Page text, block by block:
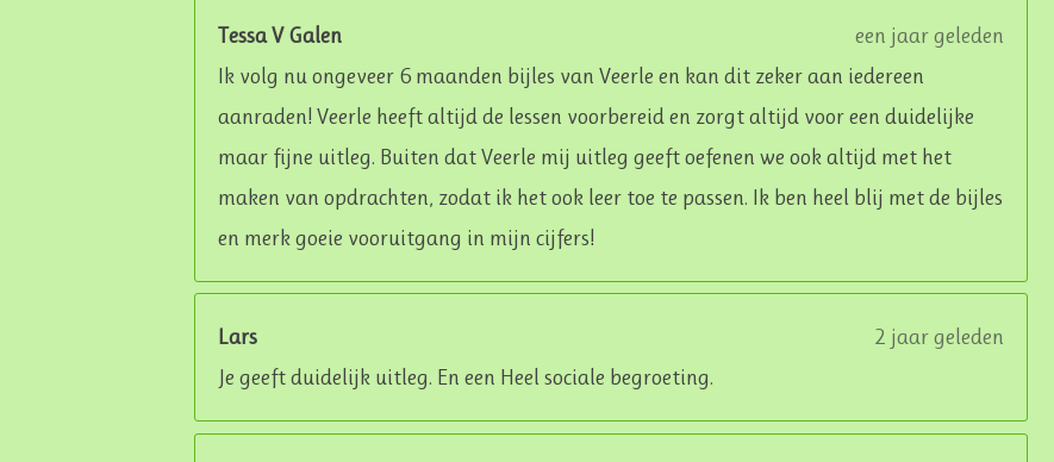
Tessa V Galen
een jaar geleden
Ik volg nu ongeveer 6 maanden bijles van Veerle en kan dit zeker aan iedereen
aanraden! Veerle heeft altijd de lessen voorbereid en zorgt altijd voor een duidelijke
maar fijne uitleg. Buiten dat Veerle mij uitleg geeft oefenen we ook altijd met het
maken van opdrachten, zodat ik het ook leer toe te passen. Ik ben heel blij met de bijles
en merk goeie vooruitgang in mijn cijfers!
Lars
2 jaar geleden
Je geeft duidelijk uitleg. En een Heel sociale begroeting.